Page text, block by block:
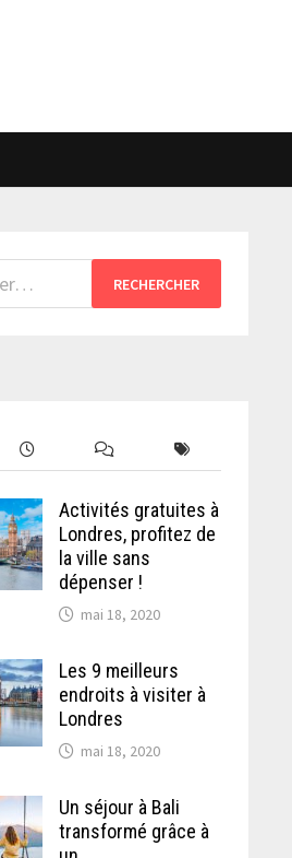
Activités gratuites à
Londres, profitez de
la ville sans
dépenser !
mai 18, 2020
Les 9 meilleurs
endroits à visiter à
Londres
mai 18, 2020
Un séjour à Bali
transformé grâce à